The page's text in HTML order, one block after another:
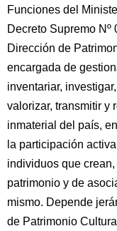
Funciones del
Decreto Supremo
Dirección de
encargada de
inventariar,
valorizar, transmitir y
inmaterial del país,
la participación
individuos que
patrimonio y de
mismo. Depende
de Patrimonio